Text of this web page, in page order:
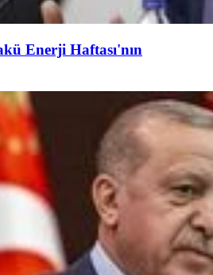
Enerji Haftası'nın